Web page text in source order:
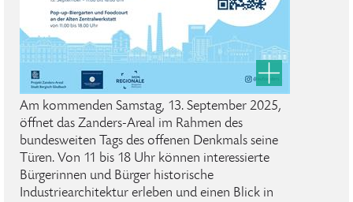
Am kommenden Samstag, 13. September 2025,
öffnet das Zanders-Areal im Rahmen des
bundesweiten Tags des offenen Denkmals seine
Türen. Von 11 bis 18 Uhr können interessierte
Bürgerinnen und Bürger historische
Industriearchitektur erleben und einen Blick in